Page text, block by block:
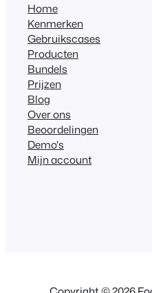
Home
Kenmerken
Gebruikscases
Producten
Bundels
Prijzen
Blog
Over ons
Beoordelingen
Demo's
Mijn account